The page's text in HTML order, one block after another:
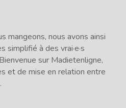
mangeons, nous avons ainsi
simplifié à des vrai·e·s
sur Madietenligne,
et de mise en relation entre